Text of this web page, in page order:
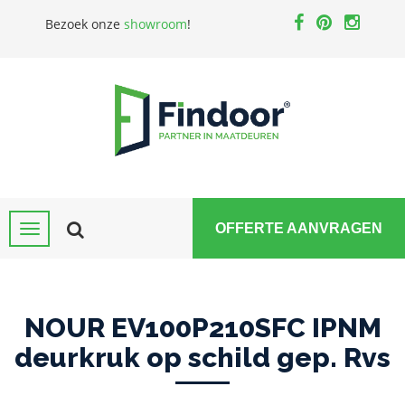
Bezoek onze showroom!
OFFERTE AANVRAGEN
NOUR EV100P210SFC IPNM
deurkruk op schild gep. Rvs